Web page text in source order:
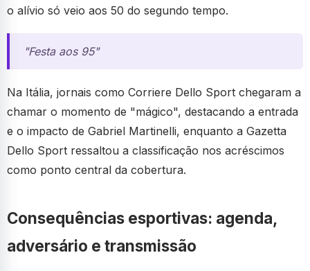
o alívio só veio aos 50 do segundo tempo.
"Festa aos 95"
Na Itália, jornais como Corriere Dello Sport chegaram a
chamar o momento de "mágico", destacando a entrada
e o impacto de Gabriel Martinelli, enquanto a Gazetta
Dello Sport ressaltou a classificação nos acréscimos
como ponto central da cobertura.
Consequências esportivas: agenda,
adversário e transmissão